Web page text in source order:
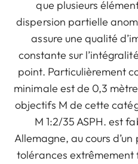
que plusieurs
dispersion partielle
assure une qualité
constante sur
point. Particulièrement
minimale est de 0,3
objectifs M de cette
M 1:2/35 ASPH. est
Allemagne, au cours
tolérances extrêmement